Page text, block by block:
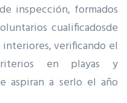
inspección, formados
cualificadosde
verificando el
en playas y
aspiran a serlo el año